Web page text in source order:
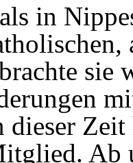
in
sie
dieser
Ab